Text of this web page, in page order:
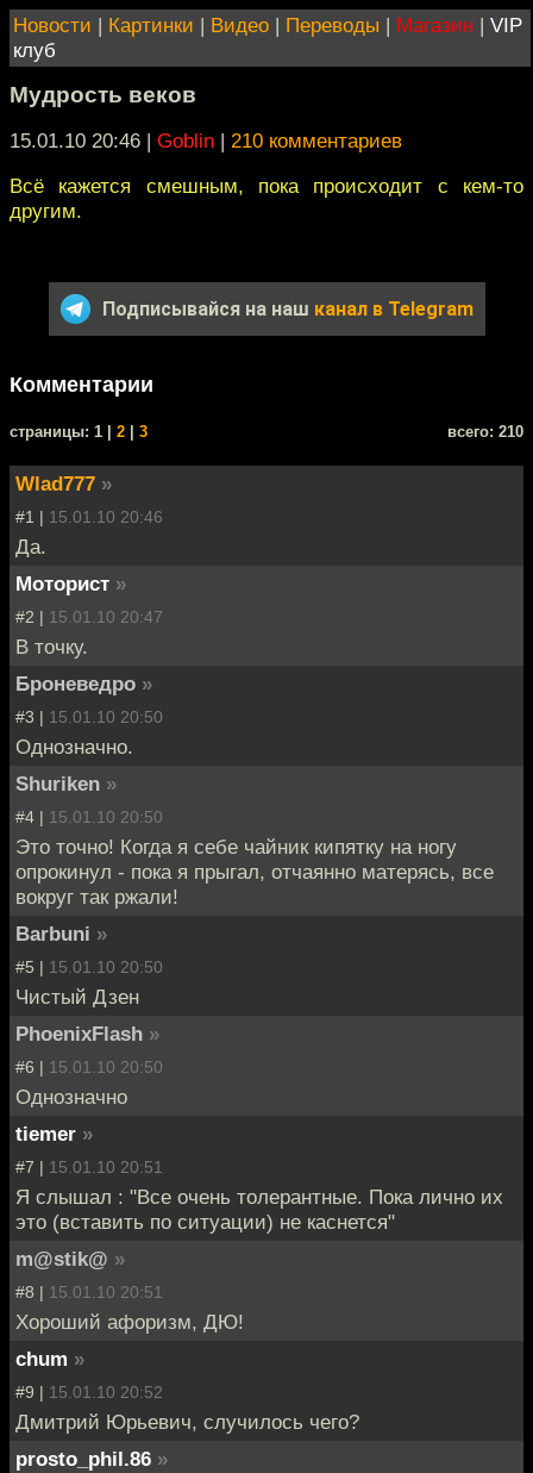
Новости | Картинки | Видео | Переводы | Магазин | VIP
клуб
Мудрость веков
15.01.10 20:46 | Goblin | 210 комментариев
Всё кажется смешным, пока происходит с кем-то
другим.
Подписывайся на наш канал в Telegram
Комментарии
cтраницы: 1 | 2 3 всего: 210
Wlad777 »
#1 | 15.01.10 20:46
Да.
Моторист »
#2 | 15.01.10 20:47
В точку.
Броневедро »
#3 | 15.01.10 20:50
Однозначно.
Shuriken »
#4 | 15.01.10 20:50
Это точно! Когда я себе чайник кипятку на ногу
опрокинул - пока я прыгал, отчаянно матерясь, все
вокруг так ржали!
Barbuni »
#5 | 15.01.10 20:50
Чистый Дзен
PhoenixFlash »
#6 | 15.01.10 20:50
Однозначно
tiemer »
#7 | 15.01.10 20:51
Я слышал : "Все очень толерантные. Пока лично их
это (вставить по ситуации) не каснется"
m@stik@ »
#8 | 15.01.10 20:51
Хороший афоризм, ДЮ!
chum »
#9 | 15.01.10 20:52
Дмитрий Юрьевич, случилось чего?
prosto_phil.86 »